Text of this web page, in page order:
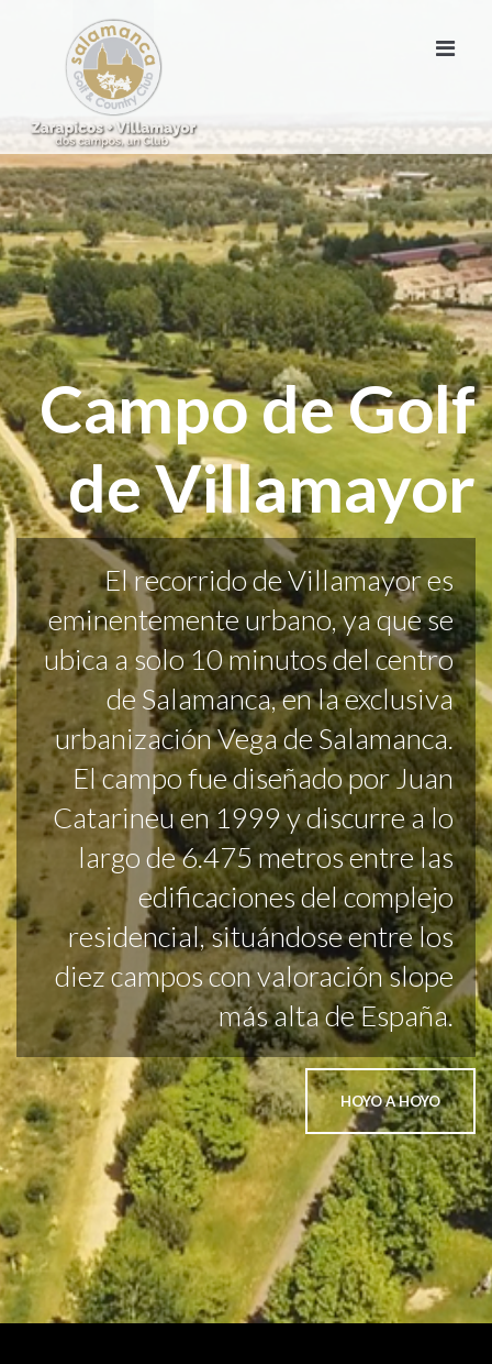
Campo de Golf
de Villamayor
El recorrido de Villamayor es
eminentemente urbano, ya que se
ubica a solo 10 minutos del centro
de Salamanca, en la exclusiva
urbanización Vega de Salamanca.
El campo fue diseñado por Juan
Catarineu en 1999 y discurre a lo
largo de 6.475 metros entre las
edificaciones del complejo
residencial, situándose entre los
diez campos con valoración slope
más alta de España.
HOYO A HOYO